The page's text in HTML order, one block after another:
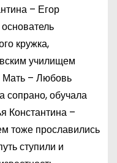
– Егор
кружка,
училищем
Мать – Любовь
сопрано, обучала
Константина –
тоже прославились
ступили и